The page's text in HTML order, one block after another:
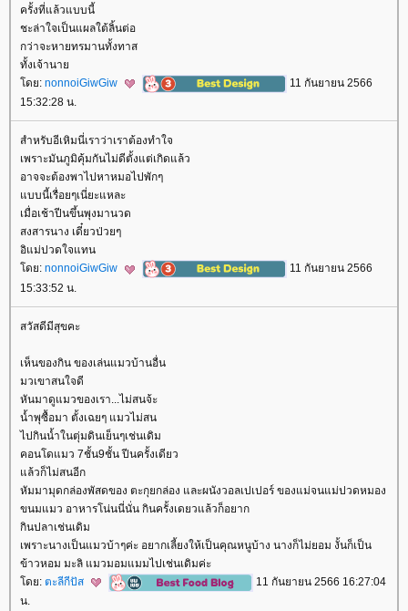
ครั้งที่แล้วแบบนี้
ชะล่าใจเป็นแผลใต้ลิ้นต่อ
กว่าจะหายทรมานทั้งทาส
ทั้งเจ้านา
ดย: nonnoiGiwGiw
11 กันยายน 2566
15:32:28 น.
สำหรับอีเหิมนี่เราว่าเราต้องทำใจ
เพราะมันภูมิคุ้มกันไม่ดีตั้งแต่เกิดแล้ว
อาจจะต้องพาไปหาหมอไปพักๆ
บบนี้เรื่อยๆเนี่ยะแหละ
เมื่อเช้าปีนขึ้นพุงมานวด
สงสารนาง เดี๋ยวป่วยๆ
อิแม่ปวดใจแทน
ดย: nonnoiGiwGiw
11 กันยายน 2566
15:33:52 น.
สวัสดีมีสุขคะ
เห็นของกิน ของเล่นแมวบ้านอื่น
มวเขาสนใจดี
หันมาดูแมวของเรา...ไม่สนจ้ะ
น้ำพุซื้อมา ตั้งเฉยๆ แมวไม่สน
ไปกินน้ำในตุ่มดินเย็นๆเช่นเดิม
คอนโดแมว 7ชั้น9ชั้น ปีนครั้งเดียว
ล้วก็ไม่สนอีก
หัมมามุดกล่องพัสดของ ตะกุยกล่อง และผนังวอลเปเปอร์ ของแม่จนแม่ปวดหมอง
ขนมแมว อาหารโน่นนี่นั่น กินครั้งเดยวแล้วก็อยาก
กินปลาเช่นเดิม
เพราะนางเป็นแมวบ้าๆค่ะ อยากเลี้ยงให้เป็นคุณหนูบ้าง นางก็ไม่ยอม งั้นก็เป็น
ข้าวหอม มะลิ แมวมอมแมมไปเช่นเดิมค่ะ
ดย: ตะลีกีปัส
11 กันยายน 2566 16:27:04
น.